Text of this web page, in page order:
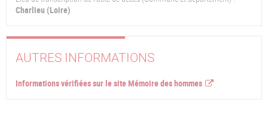
Charlieu (Loire)
AUTRES INFORMATIONS
Informations vérifiées sur le site Mémoire des hommes